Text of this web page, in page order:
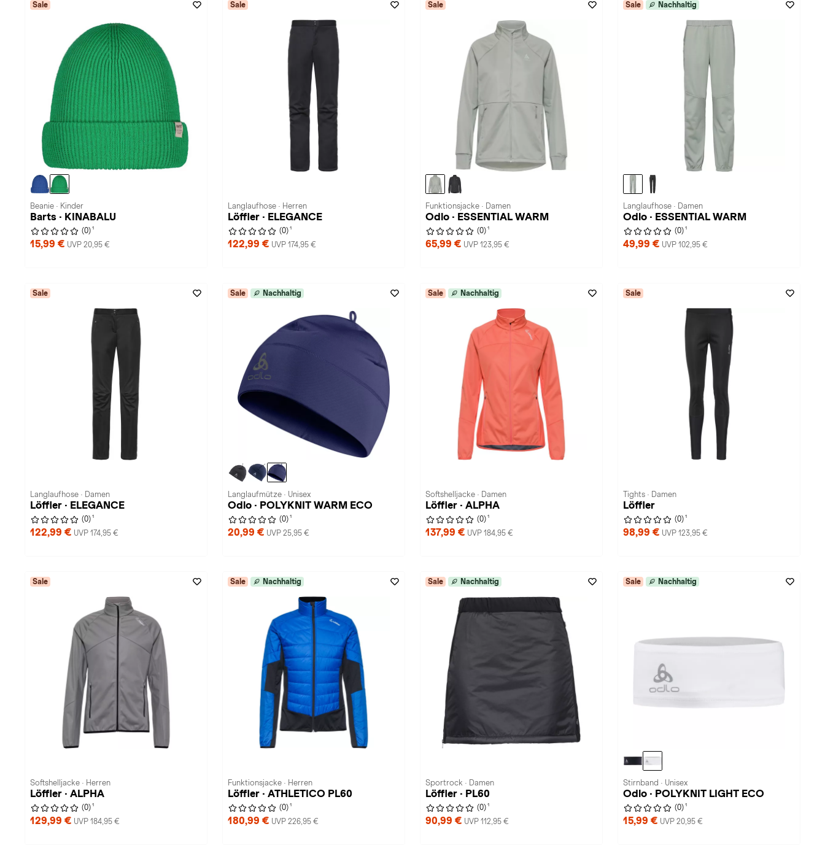
Sale
Beanie · Kinder
Barts · KINABALU
(0) 1
15,99 € UVP 20,95 €
Sale
Langlaufhose · Herren
Löffler · ELEGANCE
(0) 1
122,99 € UVP 174,95 €
Sale
Funktionsjacke · Damen
Odlo · ESSENTIAL WARM
(0) 1
65,99 € UVP 123,95 €
Sale Nachhaltig
Langlaufhose · Damen
Odlo · ESSENTIAL WARM
(0) 1
49,99 € UVP 102,95 €
Sale
Langlaufhose · Damen
Löffler · ELEGANCE
(0) 1
122,99 € UVP 174,95 €
Sale Nachhaltig
Langlaufmütze · Unisex
Odlo · POLYKNIT WARM ECO
(0) 1
20,99 € UVP 25,95 €
Sale Nachhaltig
Softshelljacke · Damen
Löffler · ALPHA
(0) 1
137,99 € UVP 184,95 €
Sale
Tights · Damen
Löffler
(0) 1
98,99 € UVP 123,95 €
Sale
Softshelljacke · Herren
Löffler · ALPHA
(0) 1
129,99 € UVP 184,95 €
Sale Nachhaltig
Funktionsjacke · Herren
Löffler · ATHLETICO PL60
(0) 1
180,99 € UVP 226,95 €
Sale Nachhaltig
Sportrock · Damen
Löffler · PL60
(0) 1
90,99 € UVP 112,95 €
Sale Nachhaltig
Stirnband · Unisex
Odlo · POLYKNIT LIGHT ECO
(0) 1
15,99 € UVP 20,95 €